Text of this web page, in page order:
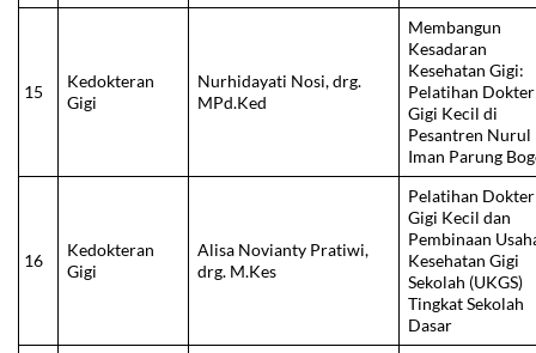
15
Kedokteran
Gigi
Nurhidayati Nosi, drg.
MPd.Ked
Membangun
Kesadaran
Kesehatan Gigi:
Pelatihan Dokter
Gigi Kecil di
Pesantren Nurul
Iman Parung
16
Kedokteran
Gigi
Alisa Novianty Pratiwi,
drg. M.Kes
Pelatihan Dokter
Gigi Kecil dan
Pembinaan
Kesehatan Gigi
Sekolah (UKGS)
Tingkat Sekolah
Dasar